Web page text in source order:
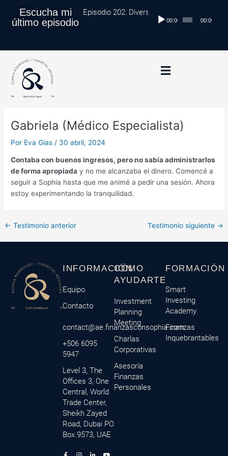
contenido
Escucha mi
último episodio
Episodio 202: Diversificación Global:
Reproductor
00:00 00:00
Gabriela (Médico Especialista)
Por Eva Gias / 30 abril, 2024
Contaba con buenos ingresos, pero no sabía administrarlos
de forma apropiada y no me alcanzaba el dinero. Comencé a
seguir a Sophia hasta que me animé a pedir una sesión. Ahora
estoy experimentando la tranquilidad.
entradas
← Testimonio anterior Testimonio siguiente →
INFORMACIÓN
Equipo
Contacto
contact@ae.finanzasconsophia.com
+506 6095
5947
Level 3, The
Offices 3, One
Central, World
Trade Center,
Sheikh Zayed
Road, Dubai PO
Box.9573, UAE
F
I
L
Y
M
CÓMO
AYUDARTE
Investment
Planning
Meeting
Charlas
Corporativas
Asesoría
Finanzas
Personales
FORMACIÓN
Smart
Investing
Academy
Finanzas
Inquebrantables